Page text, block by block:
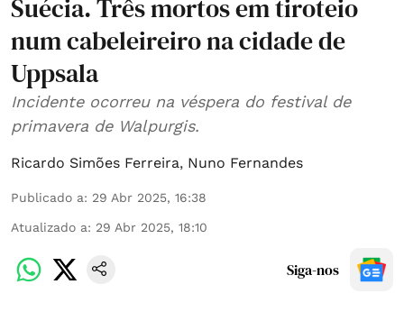
Suécia. Três mortos em tiroteio
num cabeleireiro na cidade de
Uppsala
Incidente ocorreu na véspera do festival de
primavera de Walpurgis.
Ricardo Simões Ferreira, Nuno Fernandes
Publicado a: 29 Abr 2025, 16:38
Atualizado a: 29 Abr 2025, 18:10
Siga-nos